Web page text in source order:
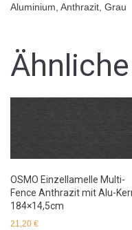
Aluminium, Anthrazit, Grau
OSMO Einzellamelle Multi-
Fence Anthrazit mit Alu-
184×14,5cm
21,20 €